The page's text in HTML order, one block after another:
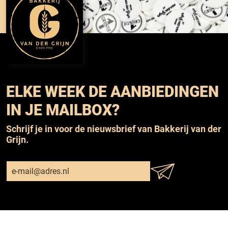
ELKE WEEK DE AANBIEDINGEN
IN JE MAILBOX?
Schrijf je in voor de nieuwsbrief van Bakkerij van der
Grijn.